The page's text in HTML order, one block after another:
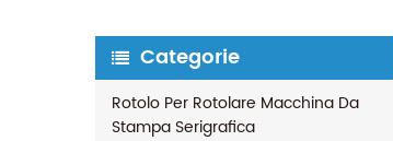
Categorie
Rotolo Per Rotolare Macchina Da
Stampa Serigrafica